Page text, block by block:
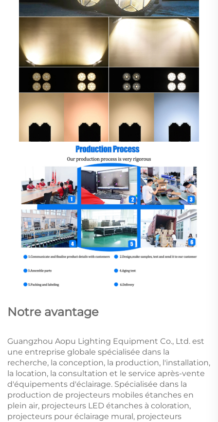
Notre avantage
Guangzhou Aopu Lighting Equipment Co., Ltd. est
une entreprise globale spécialisée dans la
recherche, la conception, la production, l'installation,
la location, la consultation et le service après-vente
d'équipements d'éclairage. Spécialisée dans la
production de projecteurs mobiles étanches en
plein air, projecteurs LED étanches à coloration,
projecteurs pour éclairage mural, projecteurs